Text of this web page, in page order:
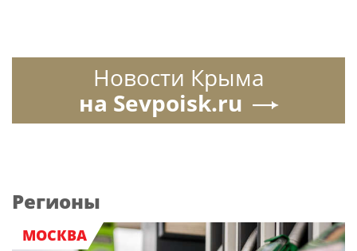
Новости Крыма
на Sevpoisk.ru
Регионы
МОСКВА